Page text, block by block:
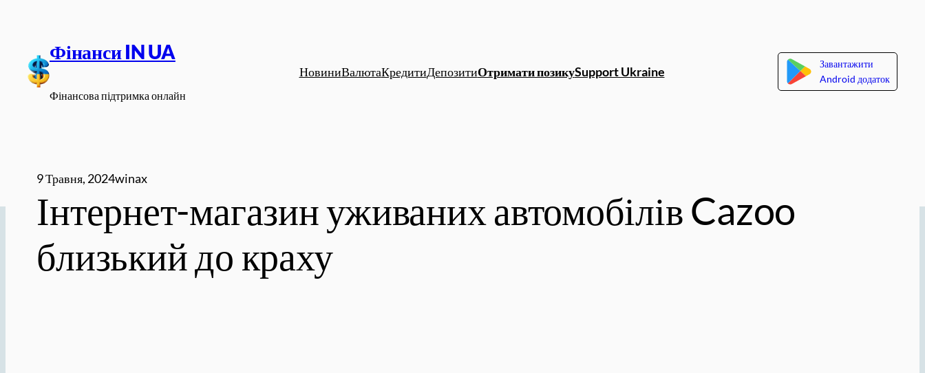
вмісту
Фінанси IN UA
Фінансова підтримка онлайн
НовиниВалютаКредитиДепозитиОтримати позикуSupport Ukraine
Завантажити
Android додаток
9 Травня, 2024winax
Інтернет-магазин уживаних автомобілів Cazoo
близький до краху